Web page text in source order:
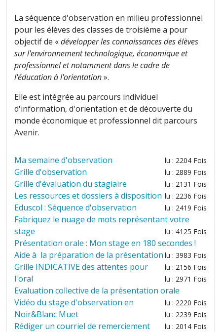
La séquence d'observation en milieu professionnel
pour les élèves des classes de troisième a pour
objectif de «développer les connaissances des élèves
sur l'environnement technologique, économique et
professionnel et notamment dans le cadre de
l'éducation à l'orientation».
Elle est intégrée au parcours individuel
d'information, d'orientation et de découverte du
monde économique et professionnel dit parcours
Avenir.
Ma semaine d'observation lu : 2204 Fois
Grille d'observation lu : 2889 Fois
Grille d'évaluation du stagiaire lu : 2131 Fois
Les ressources et dossiers à disposition lu : 2236 Fois
Eduscol : Séquence d'observation lu : 2419 Fois
Fabriquez le nuage de mots représentant votre
stage
lu : 4125 Fois
Présentation orale : Mon stage en 180 secondes !
lu : 3983 Fois
Aide à la préparation de la présentation
lu : 2156 Fois
Grille INDICATIVE des attentes pour
l'oral
lu : 2971 Fois
Evaluation collective de la présentation orale
lu : 2220 Fois
Vidéo du stage d'observation en
Noir&Blanc Muet
lu : 2239 Fois
Rédiger un courriel de remerciement lu : 2014 Fois